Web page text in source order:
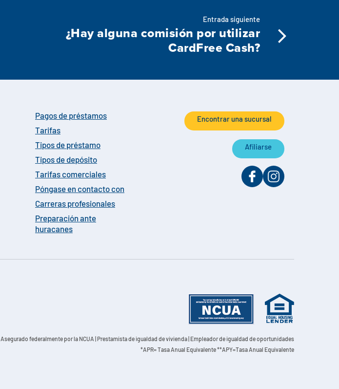
Entrada siguiente
¿Hay alguna comisión por utilizar
CardFree Cash?
Pagos de préstamos
Tarifas
Tipos de préstamo
Tipos de depósito
Tarifas comerciales
Póngase en contacto con
Carreras profesionales
Preparación ante
huracanes
Encontrar una sucursal
Afiliarse
Asegurado federalmente por la NCUA | Prestamista de igualdad de vivienda | Empleador de igualdad de oportunidades
*APR= Tasa Anual Equivalente **APY=Tasa Anual Equivalente